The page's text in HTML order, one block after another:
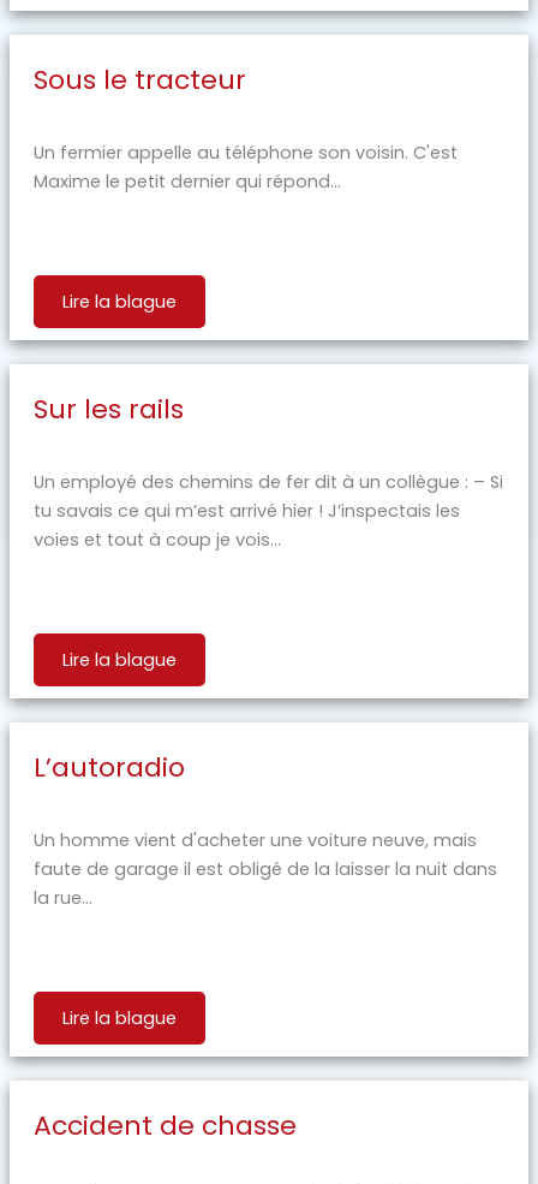
Sous le tracteur
Un fermier appelle au téléphone son voisin. C'est
Maxime le petit dernier qui répond...
Lire la blague
Sur les rails
Un employé des chemins de fer dit à un collègue : – Si
tu savais ce qui m’est arrivé hier ! J’inspectais les
voies et tout à coup je vois...
Lire la blague
L’autoradio
Un homme vient d'acheter une voiture neuve, mais
faute de garage il est obligé de la laisser la nuit dans
la rue...
Lire la blague
Accident de chasse